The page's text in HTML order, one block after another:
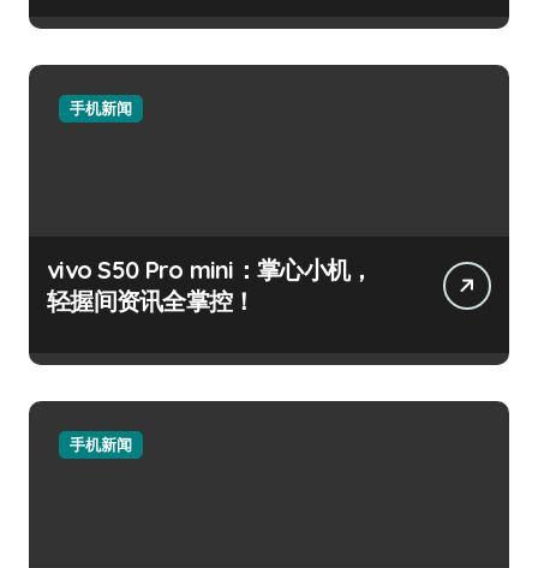
手机新闻
vivo S50 Pro mini：掌心小机，
轻握间资讯全掌控！
手机新闻